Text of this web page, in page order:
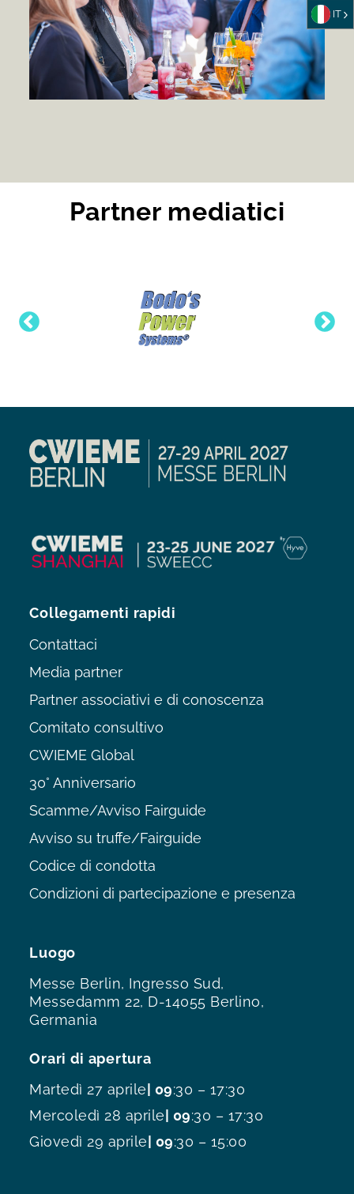
Partner mediatici
Luogo
Messe Berlin, Ingresso Sud,
Messedamm 22, D-14055 Berlino,
Germania
Orari di apertura
Martedì 27 aprile | 09:30 – 17:30
Mercoledì 28 aprile | 09:30 – 17:30
Giovedì 29 aprile | 09:30 – 15:00
Collegamenti rapidi
Contattaci
Media partner
Partner associativi e di conoscenza
Comitato consultivo
CWIEME Global
30° Anniversario
Scamme/Avviso Fairguide
Avviso su truffe/Fairguide
Codice di condotta
Condizioni di partecipazione e presenza
IT